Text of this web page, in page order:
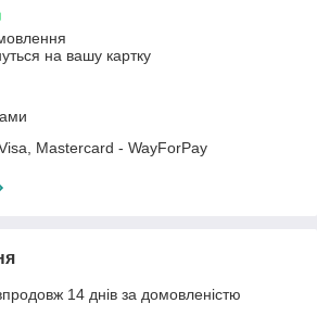
на вашу картку
Mastercard - WayForPay
14 днів за домовленістю